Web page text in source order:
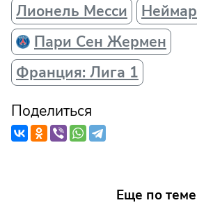
Лионель Месси
Неймар
Пари Сен Жермен
Франция: Лига 1
Поделиться
Еще по теме